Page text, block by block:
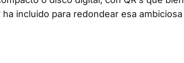
incluido para redondear esa ambiciosa